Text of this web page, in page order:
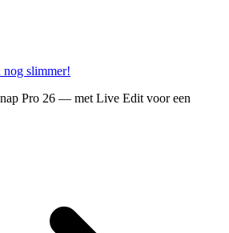
slimmer!
Pro 26 — met Live Edit voor een